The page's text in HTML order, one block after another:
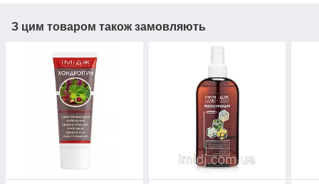
З цим товаром також замовляють